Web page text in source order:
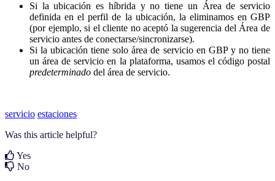
Si la ubicación es híbrida y no tiene un Área de servicio
definida en el perfil de la ubicación, la eliminamos en GBP
(por ejemplo, si el cliente no aceptó la sugerencia del Área de
servicio antes de conectarse/sincronizarse).
Si la ubicación tiene solo área de servicio en GBP y no tiene
un área de servicio en la plataforma, usamos el código postal
predeterminado del área de servicio.
servicio estaciones
Was this article helpful?
Yes
No